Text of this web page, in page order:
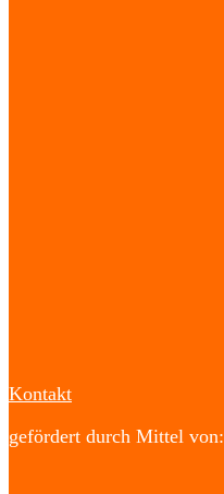
Kontakt
gefördert durch Mittel von: